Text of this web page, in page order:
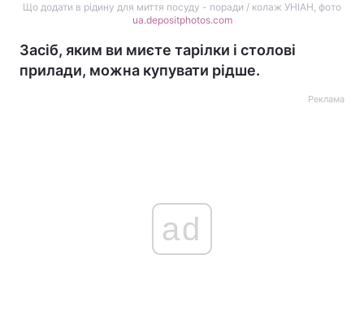
Що додати в рідину для миття посуду - поради / колаж УНІАН, фото
ua.depositphotos.com
Засіб, яким ви миєте тарілки і столові
прилади, можна купувати рідше.
Реклама
ad